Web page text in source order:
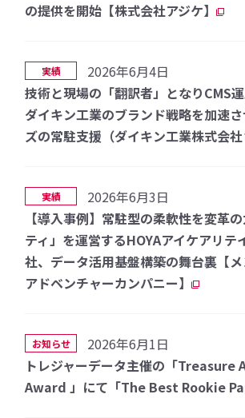
の提供を開始【株式会社アジケ】
実績
2026年6月4日
技術と現場の「翻訳者」となりCMS運
ダイキン工業のブランド戦略を加速
ズの常駐支援（ダイキン工業株式会社
実績
2026年6月3日
【導入事例】常駐型の柔軟性を変革の
ティ」を運営するHOYAアイケアリテ
社、データ活用基盤構築の舞台裏【
アドベンチャーカンパニー】
お知らせ
2026年6月1日
トレジャーデータ主催の「Treasure
Award 」にて「The Best Rookie